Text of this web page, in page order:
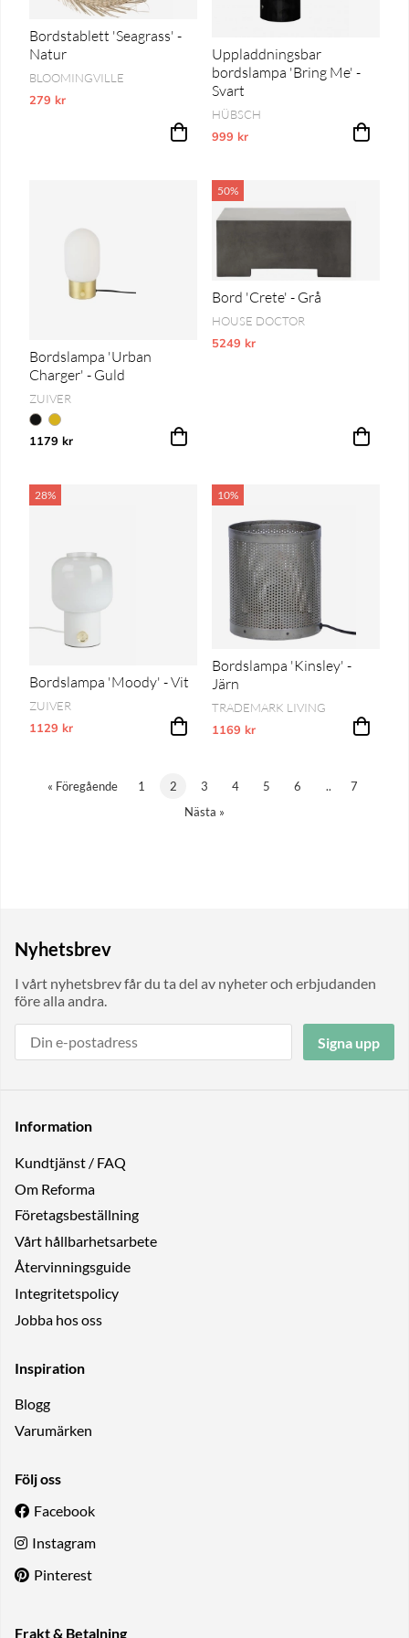
Bordstablett 'Seagrass' -
Natur
BLOOMINGVILLE
279 kr
Vårt lägsta pris 1-30 dagar innan prissänkning
Uppladdningsbar
bordslampa 'Bring Me' -
Svart
HÜBSCH
999 kr
Vårt lägsta pris 1-30 dagar innan
Bordslampa 'Urban
Charger' - Guld
ZUIVER
1179 kr
50%
Bord 'Crete' - Grå
HOUSE DOCTOR
5249 kr
Vårt lägsta pris 1-30 dagar innan
28%
Bordslampa 'Moody' - Vit
ZUIVER
1129 kr
Vårt lägsta pris 1-30 dagar innan prissänkning
10%
Bordslampa 'Kinsley' -
Järn
TRADEMARK LIVING
1169 kr
Vårt lägsta pris 1-30 dagar innan
« Föregående 1 2 3 4 5 6 ..
7
Nästa »
Nyhetsbrev
I vårt nyhetsbrev får du ta del av nyheter och erbjudanden
före alla andra.
Signa upp
Information
Kundtjänst / FAQ
Om Reforma
Företagsbeställning
Vårt hållbarhetsarbete
Återvinningsguide
Integritetspolicy
Jobba hos oss
Inspiration
Blogg
Varumärken
Följ oss
Facebook
Instagram
Pinterest
Frakt & Betalning